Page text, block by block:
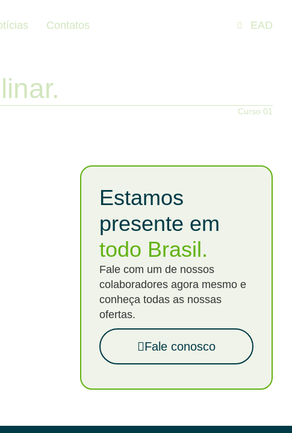
Contatos EAD
Curso 01
Estamos
presente em
todo Brasil.
Fale com um de nossos
colaboradores agora mesmo e
conheça todas as nossas
ofertas.
Fale conosco